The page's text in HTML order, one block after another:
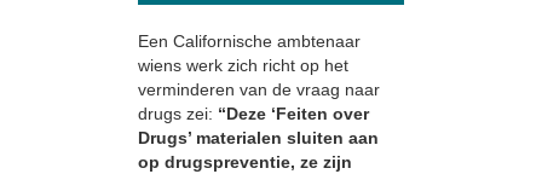
Een Californische ambtenaar
wiens werk zich richt op het
verminderen van de vraag naar
drugs zei: “Deze ‘Feiten over
Drugs’ materialen sluiten aan
op drugspreventie, ze zijn